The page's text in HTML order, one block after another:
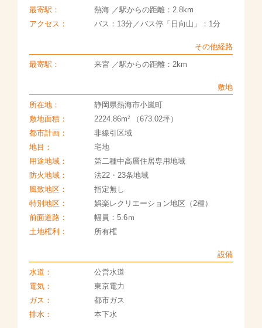
最寄駅：
熱海 ／駅からの距離：2.8km
アクセス：
バス：13分／バス停「日向山」：1分
その他経路
最寄駅：
来宮 ／駅からの距離：2km
敷地
所在地：
静岡県熱海市小嵐町
敷地面積：
2224.86m2（673.02坪）
都市計画：
非線引区域
地目：
宅地
用途地域：
第二種中高層住居専用地域
防火地域：
法22・23条地域
風致地区：
指定無し
特別地区：
娯楽レクリエーション地区（2種）
前面道路：
幅員：5.6ｍ
土地権利：
所有権
設備
水道：
公営水道
電気：
東京電力
ガス：
都市ガス
排水：
本下水